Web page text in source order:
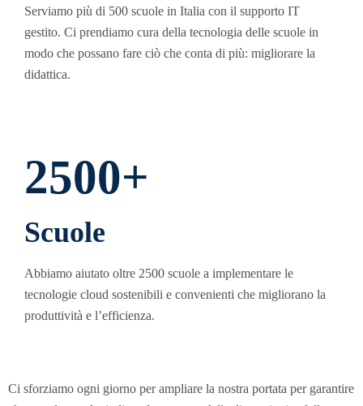
Serviamo più di 500 scuole in Italia con il supporto IT
gestito. Ci prendiamo cura della tecnologia delle scuole in
modo che possano fare ciò che conta di più: migliorare la
didattica.
2500+
Scuole
Abbiamo aiutato oltre 2500 scuole a implementare le
tecnologie cloud sostenibili e convenienti che migliorano la
produttività e l’efficienza.
Ci sforziamo ogni giorno per ampliare la nostra portata per garantire